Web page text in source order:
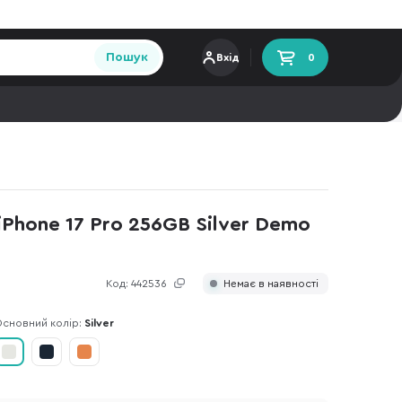
Пошук Вхід 0
17 Pro 256GB Silver Demo
Код: 442536 Немає в наявності
колір: Silver